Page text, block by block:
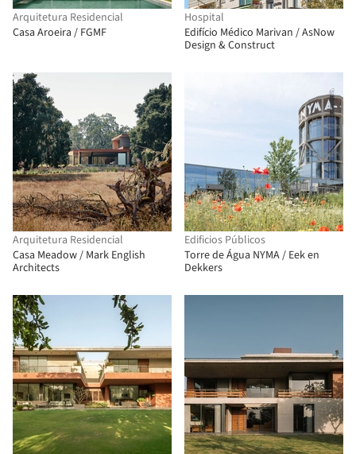
Arquitetura Residencial
Casa Aroeira / FGMF
Hospital
Edifício Médico Marivan / AsNow
Design & Construct
Arquitetura Residencial
Casa Meadow / Mark English
Architects
Edificios Públicos
Torre de Água NYMA / Eek en
Dekkers